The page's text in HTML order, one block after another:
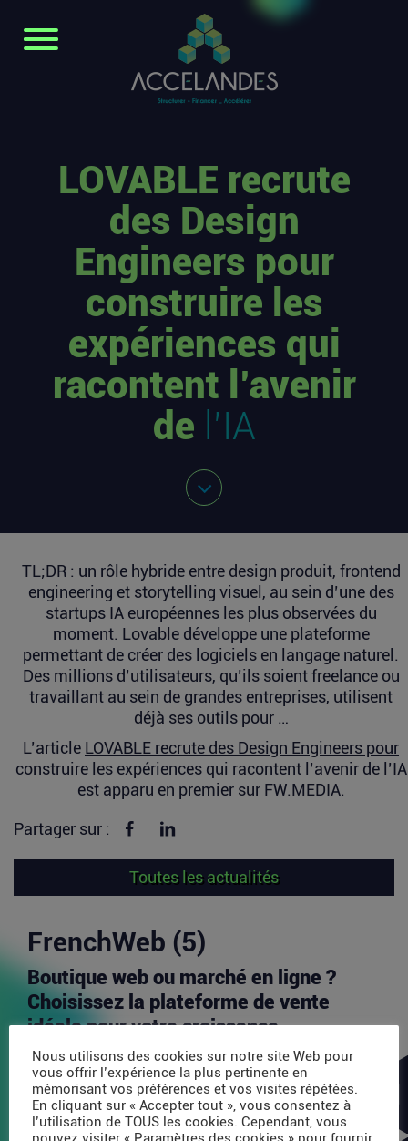
LOVABLE recrute
des Design
Engineers pour
construire les
expériences qui
racontent l’avenir
de l’IA
TL;DR : un rôle hybride entre design produit, frontend
engineering et storytelling visuel, au sein d’une des
startups IA européennes les plus observées du
moment. Lovable développe une plateforme
permettant de créer des logiciels en langage naturel.
Des millions d’utilisateurs, qu’ils soient freelance ou
travaillant au sein de grandes entreprises, utilisent
déjà ses outils pour …
L’article LOVABLE recrute des Design Engineers pour
construire les expériences qui racontent l’avenir de l’IA
est apparu en premier sur FW.MEDIA.
Partager sur : Partager sur Facebook
Toutes les actualités
FrenchWeb (5)
Boutique web ou marché en ligne ?
Choisissez la plateforme de vente
idéale pour votre croissance
Aujourd’hui, l’un des principaux défis pour les
vendeurs en ligne est d’identifier les canaux de...
Lire la suite
Nous utilisons des cookies sur notre site Web pour
vous offrir l’expérience la plus pertinente en
mémorisant vos préférences et vos visites répétées.
En cliquant sur « Accepter tout », vous consentez à
l’utilisation de TOUS les cookies. Cependant, vous